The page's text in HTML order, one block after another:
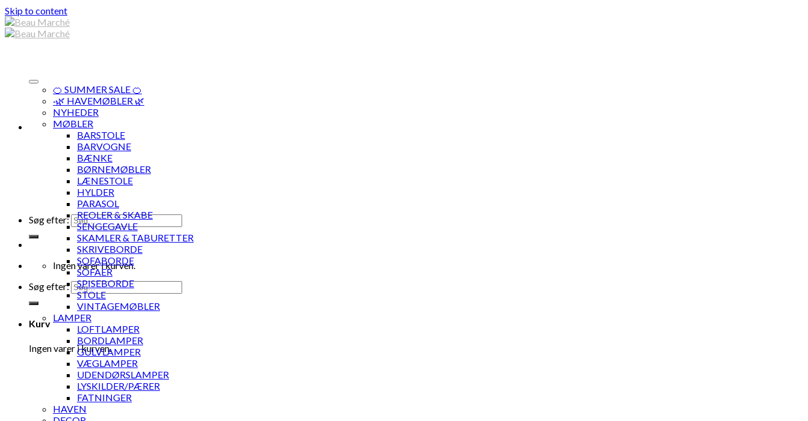
Skip to content
Søg efter:
Ingen varer i kurven.
Søg efter:
Kurv
Ingen varer i kurven.
🍊 SUMMER SALE 🍊
·🌿 HAVEMØBLER 🌿
NYHEDER
MØBLER
BARSTOLE
BARVOGNE
BÆNKE
BØRNEMØBLER
LÆNESTOLE
HYLDER
PARASOL
REOLER & SKABE
SENGEGAVLE
SKAMLER & TABURETTER
SKRIVEBORDE
SOFABORDE
SOFAER
SPISEBORDE
STOLE
VINTAGEMØBLER
LAMPER
LOFTLAMPER
BORDLAMPER
GULVLAMPER
VÆGLAMPER
UDENDØRSLAMPER
LYSKILDER/PÆRER
FATNINGER
HAVEN